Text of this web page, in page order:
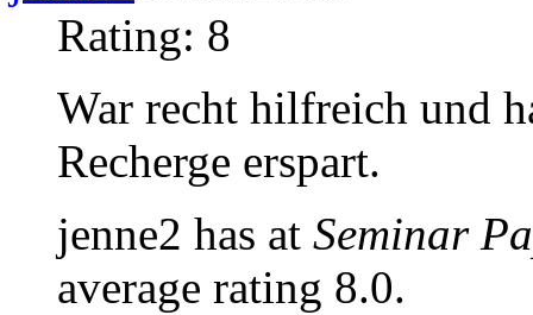
Rating: 8
War recht hilfreich und
Recherge erspart.
jenne2 has at Seminar
average rating 8.0.